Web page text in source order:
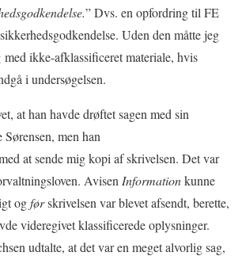
” Dvs. en opfordring til FE
Uden den måtte jeg
ikke-afklassificeret materiale, hvis
i undersøgelsen.
at han havde drøftet sagen med sin
men han
at sende mig kopi af skrivelsen. Det var
Avisen Informationkunne
ogførskrivelsen var blevet afsendt, berette,
videregivet klassificerede oplysninger.
udtalte, at det var en meget alvorlig sag,